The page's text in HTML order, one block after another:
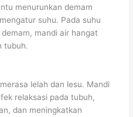
menurunkan demam
suhu. Pada suhu
mandi air hangat
tubuh.
lelah dan lesu. Mandi
relaksasi pada tubuh,
dan meningkatkan